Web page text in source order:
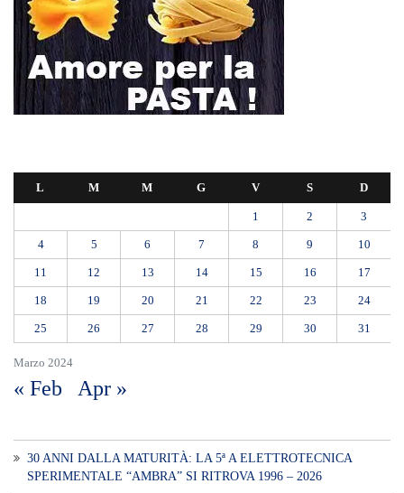
Marzo 2024
L M M G V S D
1 2 3
4 5 6 7 8 9 10
11 12 13 14 15 16 17
18 19 20 21 22 23 24
25 26 27 28 29 30 31
« Feb Apr »
30 ANNI DALLA MATURITÀ: LA 5ª A ELETTROTECNICA
SPERIMENTALE “AMBRA” SI RITROVA 1996 – 2026